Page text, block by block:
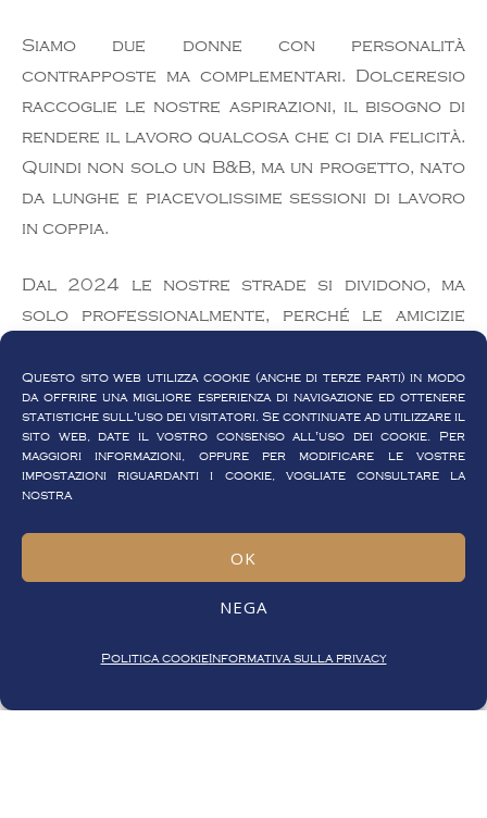
Questo sito web utilizza cookie (anche di terze parti) in modo
da offrire una migliore esperienza di navigazione ed ottenere
statistiche sull'uso dei visitatori. Se continuate ad utilizzare il
sito web, date il vostro consenso all'uso dei cookie. Per
maggiori informazioni, oppure per modificare le vostre
impostazioni riguardanti i cookie, vogliate consultare la
nostra
OK
NEGA
Politica cookieInformativa sulla privacy
Siamo due donne con personalità
contrapposte ma complementari. Dolceresio
raccoglie le nostre aspirazioni, il bisogno di
rendere il lavoro qualcosa che ci dia felicità.
Quindi non solo un B&B, ma un progetto, nato
da lunghe e piacevolissime sessioni di lavoro
in coppia.
Dal 2024 le nostre strade si dividono, ma
solo professionalmente, perché le amicizie
Continuo a gestire Dolceresio facendo
tesoro di ciò che abbiamo costruito insieme,
sempre con un attento sguardo al futuro.